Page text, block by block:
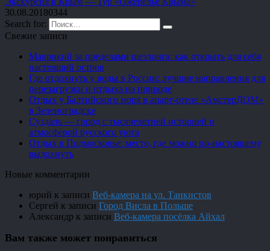
30.08.20180344
Search for:
Свежие записи
Маврикий за пределами шезлонга: как открыть для себя
настоящий остров
Где отдохнуть у воды в России: лучшие направления для
перезагрузки и отдыха на природе
Отдых у Балтийского моря в апарт-отеле «АмстерДОМ»
в Зеленоградске
Суздаль — город с тысячелетней историей и
атмосферой русского уюта
Отдых в Подмосковье: место, где можно по-настоящему
выдохнуть
Новые комментарии
юрий к записи Веб-камера на ул. Танкистов
Сергей к записи Город Висла в Польше
Александр к записи Веб-камера посёлка Айхал
Вам также может понравиться